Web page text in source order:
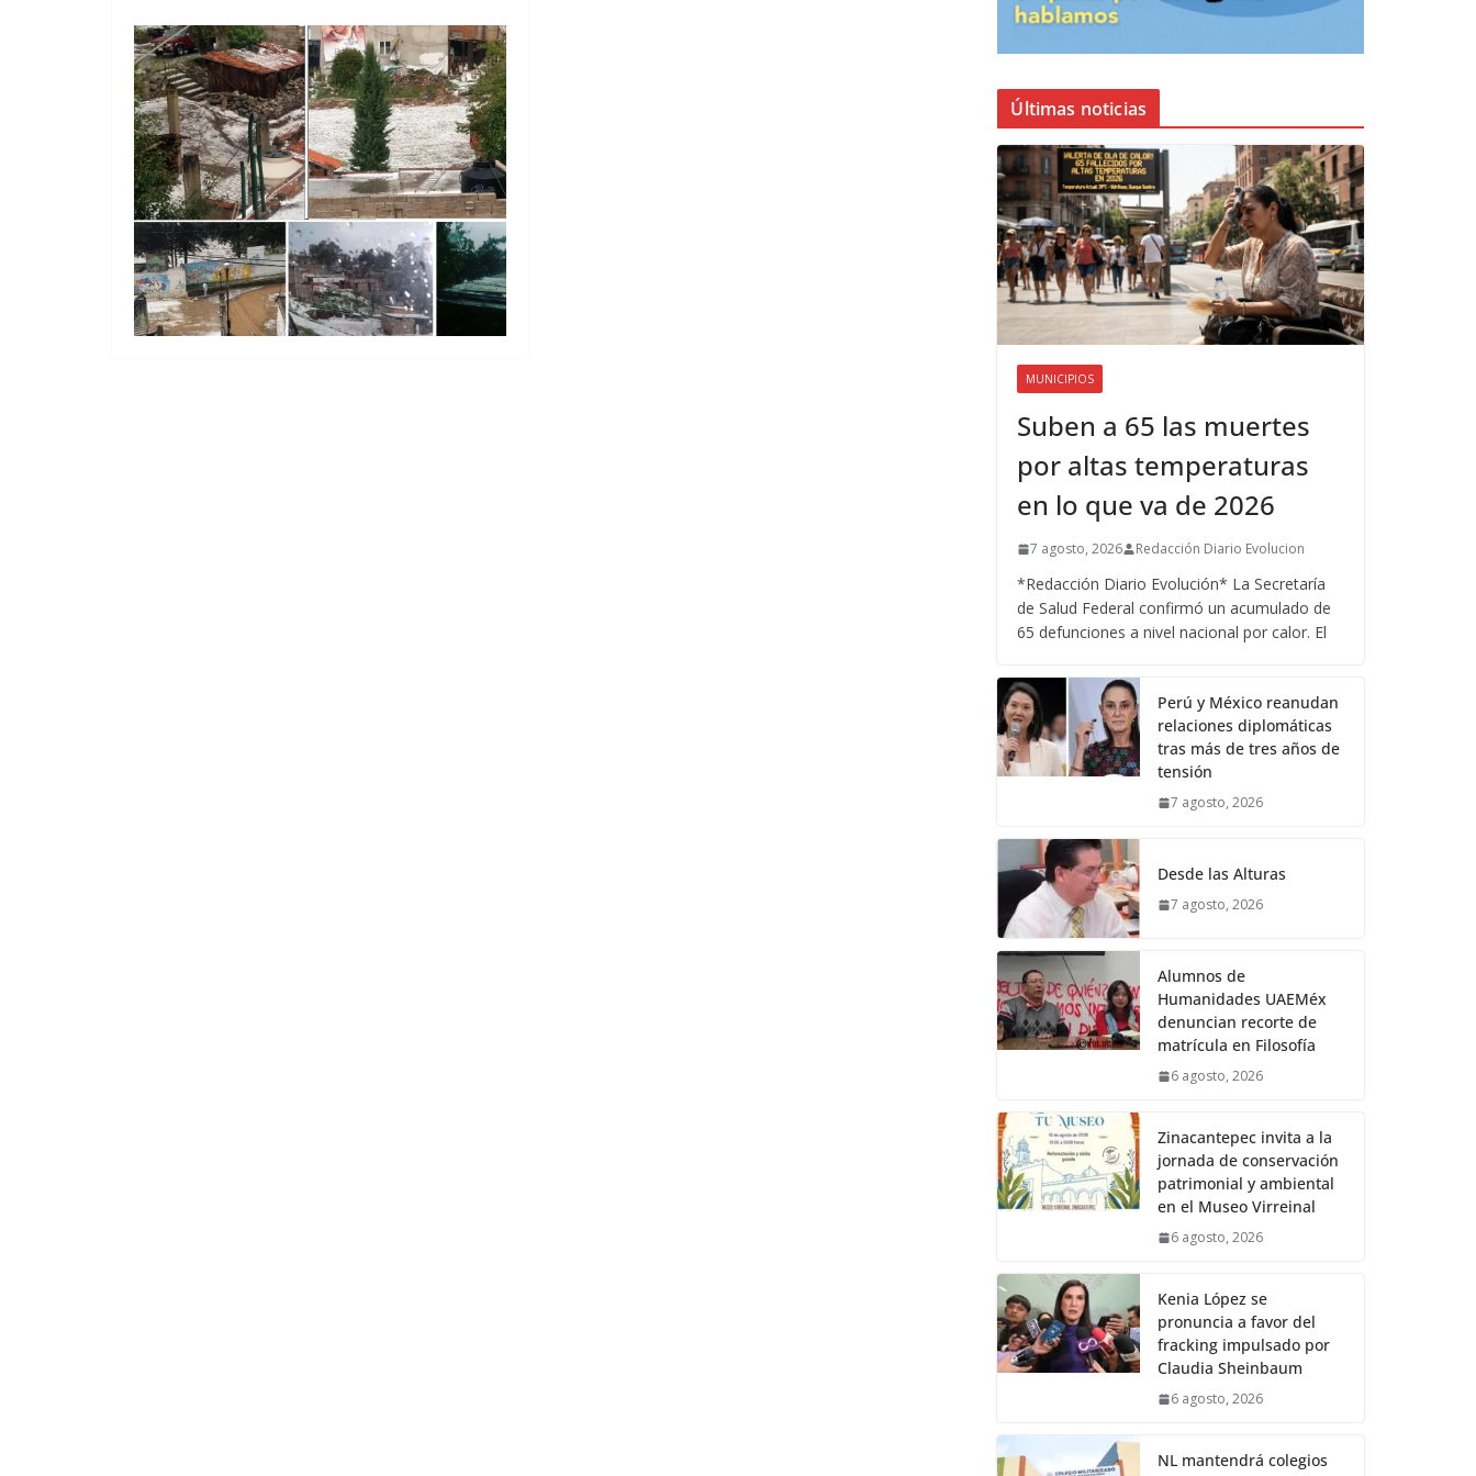
Últimas noticias
MUNICIPIOS
Suben a 65 las muertes
por altas temperaturas
en lo que va de 2026
7 agosto, 2026 Redacción Diario Evolucion
*Redacción Diario Evolución* La Secretaría
de Salud Federal confirmó un acumulado de
65 defunciones a nivel nacional por calor. El
Perú y México reanudan
relaciones diplomáticas
tras más de tres años de
tensión
7 agosto, 2026
Desde las Alturas
7 agosto, 2026
Alumnos de
Humanidades UAEMéx
denuncian recorte de
matrícula en Filosofía
6 agosto, 2026
Zinacantepec invita a la
jornada de conservación
patrimonial y ambiental
en el Museo Virreinal
6 agosto, 2026
Kenia López se
pronuncia a favor del
fracking impulsado por
Claudia Sheinbaum
6 agosto, 2026
NL mantendrá colegios